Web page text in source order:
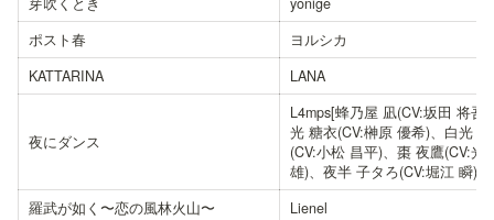
ポスト春
ヨルシカ
KATTARINA
LANA
夜にダンス
L4mps[蜂乃屋 凪(CV:坂田 将吾)
光 糖衣(CV:榊原 優希)、白光
(CV:小松 昌平)、棗 夜鷹(CV:光
雄)、夜半 子タろ(CV:堀江 瞬)]
羅武が如く〜恋の風林火山〜
Lienel